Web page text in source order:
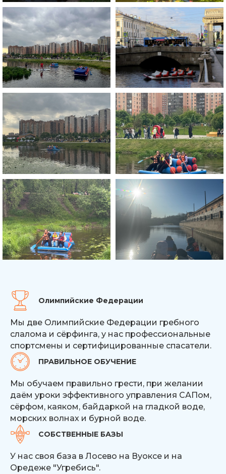
Олимпийские Федерации
Мы две Олимпийские Федерации гребного
слалома и сёрфинга, у нас профессиональные
спортсмены и сертифицированные спасатели.
ПРАВИЛЬНОЕ ОБУЧЕНИЕ
Мы обучаем правильно грести, при желании
даём уроки эффективного управления САПом,
сёрфом, каяком, байдаркой на гладкой воде,
морских волнах и бурной воде.
СОБСТВЕННЫЕ БАЗЫ
У нас своя база в Лосево на Вуоксе и на
Оредеже "Угребись".